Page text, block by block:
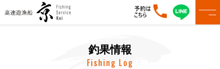
釣果情報
Fishing Log